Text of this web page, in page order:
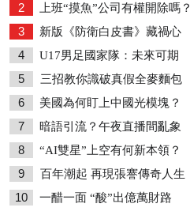
2 上班“摸魚”公司有權開除嗎？
3 新版《防衛白皮書》藏禍心
4 U17男足國家隊：未來可期
5 三招教你識破真假全麥麵包
6 美國為何盯上中國光模塊？
7 暗語引流？午夜直播間亂象
8 “AI雙星”上空有何新本領？
9 百年潮起 再現張謇傳奇人生
10 一醋一面 “酸”出億萬財路